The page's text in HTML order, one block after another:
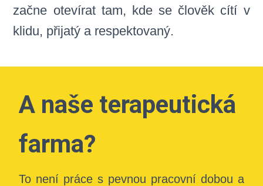
začne otevírat tam, kde se člověk cítí v
klidu, přijatý a respektovaný.
A naše terapeutická
farma?
To není práce s pevnou pracovní dobou a